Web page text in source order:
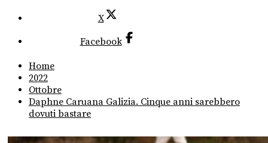
X
Facebook
Home
2022
Ottobre
Daphne Caruana Galizia. Cinque anni sarebbero
dovuti bastare